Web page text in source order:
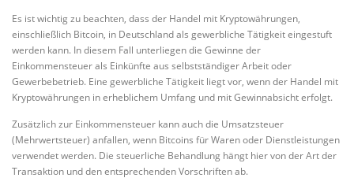
Es ist wichtig zu beachten, dass der Handel mit Kryptowährungen,
einschließlich Bitcoin, in Deutschland als gewerbliche Tätigkeit eingestuft
werden kann. In diesem Fall unterliegen die Gewinne der
Einkommensteuer als Einkünfte aus selbstständiger Arbeit oder
Gewerbebetrieb. Eine gewerbliche Tätigkeit liegt vor, wenn der Handel mit
Kryptowährungen in erheblichem Umfang und mit Gewinnabsicht erfolgt.
Zusätzlich zur Einkommensteuer kann auch die Umsatzsteuer
(Mehrwertsteuer) anfallen, wenn Bitcoins für Waren oder Dienstleistungen
verwendet werden. Die steuerliche Behandlung hängt hier von der Art der
Transaktion und den entsprechenden Vorschriften ab.